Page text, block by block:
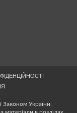
України.